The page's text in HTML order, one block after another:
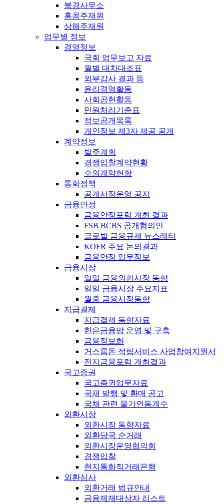
북경사무소
홍콩주재원
상해주재원
업무별 정보
경영정보
국회 업무보고 자료
월별 대차대조표
외부감사 결과 등
윤리경영활동
사회공헌활동
민원처리기준표
정보공개목록
개인정보 제3자 제공 공개
계약정보
발주계획
경쟁입찰계약현황
수의계약현황
통화정책
공개시장운영 공지
금융안정
금융안정포럼 개최 결과
FSB BCBS 공개협의안
글로벌 금융규제 뉴스레터
KOFR 주요 논의결과
금융안정 업무정보
금융시장
일일 금융외환시장 동향
일일 금융시장 주요지표
월중 금융시장동향
지급결제
지급결제 동향자료
한은금융망 운영 및 구축
금융정보화
거스름돈 적립서비스 사업참여지원서
전자금융포럼 개최결과
국고증권
국고증권업무자료
국채 발행 및 환매 공고
국채 관련 물가연동계수
외환시장
외환시장 동향자료
외환당국 순거래
외환시장운영협의회
경쟁입찰
현지통화직거래은행
외환심사
외환거래 법규안내
금융제재대상자 리스트